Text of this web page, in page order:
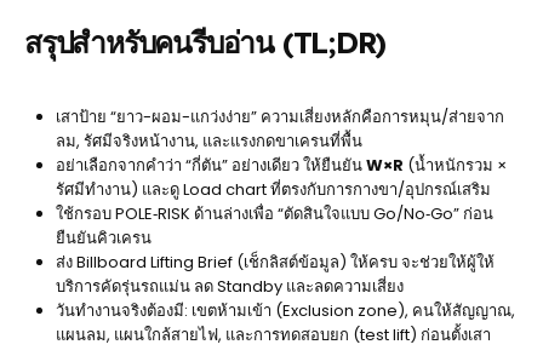
สรุปสำหรับคนรีบอ่าน (TL;DR)
เสาป้าย “ยาว-ผอม-แกว่งง่าย” ความเสี่ยงหลักคือการหมุน/ส่ายจาก
ลม, รัศมีจริงหน้างาน, และแรงกดขาเครนที่พื้น
อย่าเลือกจากคำว่า “กี่ตัน” อย่างเดียว ให้ยืนยันW×R (น้ำหนักรวม ×
รัศมีทำงาน) และดู Load chart ที่ตรงกับการกางขา/อุปกรณ์เสริม
ใช้กรอบ POLE‑RISK ด้านล่างเพื่อ “ตัดสินใจแบบ Go/No‑Go” ก่อน
ยืนยันคิวเครน
ส่ง Billboard Lifting Brief (เช็กลิสต์ข้อมูล) ให้ครบ จะช่วยให้ผู้ให้
บริการคัดรุ่นรถแม่น ลด Standby และลดความเสี่ยง
วันทำงานจริงต้องมี: เขตห้ามเข้า (Exclusion zone), คนให้สัญญาณ,
แผนลม, แผนใกล้สายไฟ, และการทดสอบยก (test lift) ก่อนตั้งเสา